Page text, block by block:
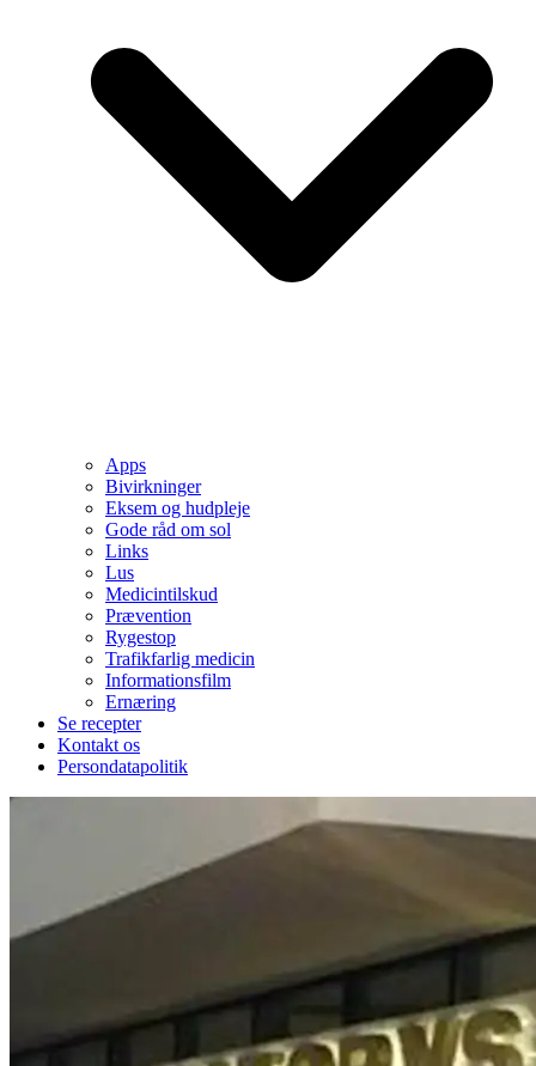
Apps
Bivirkninger
Eksem og hudpleje
Gode råd om sol
Links
Lus
Medicintilskud
Prævention
Rygestop
Trafikfarlig medicin
Informationsfilm
Ernæring
Se recepter
Kontakt os
Persondatapolitik